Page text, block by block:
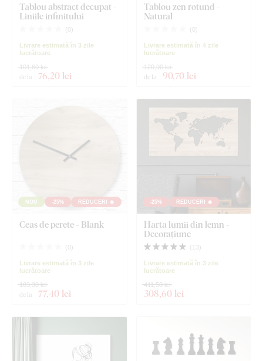
Tablou abstract decupat -
Liniile infinitului
( 0)
Livrare estimată în 3 zile
lucrătoare
de la 76,20 lei
101,60 lei
Tablou zen rotund -
Natural
( 0)
Livrare estimată în 4 zile
lucrătoare
de la 90,70 lei
120,90 lei
NOU -25% REDUCERI 🔥
Ceas de perete - Blank
( 0)
Livrare estimată în 3 zile
lucrătoare
de la 77,40 lei
103,30 lei
-25% REDUCERI 🔥
Harta lumii din lemn -
Decorațiune
( 13)
Livrare estimată în 3 zile
lucrătoare
308,60 lei
411,50 lei